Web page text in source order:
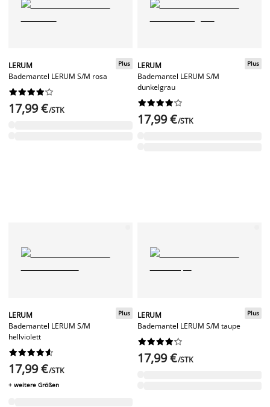
LERUM
Bademantel LERUM S/M rosa
Plus






17,99 €/STK
LERUM
Bademantel LERUM S/M
dunkelgrau
Plus






17,99 €/STK
LERUM
Bademantel LERUM S/M
hellviolett
Plus






17,99 €/STK
+ weitere Größen
LERUM
Bademantel LERUM S/M taupe
Plus






17,99 €/STK